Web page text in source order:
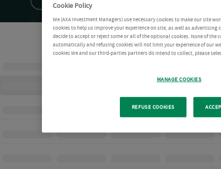
Cookie Policy
We (AXA Investment Managers) use necessary cookies to make our site
cookies to help us improve your experience on site, as well as
decide to accept or reject some or all of the optional cookies. None of
automatically and refusing cookies will not limit your experience of our
cookies We and our third-parties partners do intend to collect, please
MANAGE COOKIES
REFUSE COOKIES